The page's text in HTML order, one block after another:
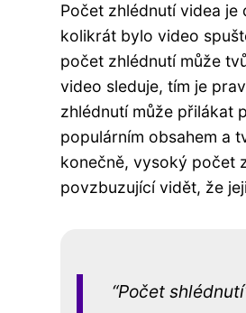
Počet zhlédnutí videa
kolikrát bylo video
počet zhlédnutí může
video sleduje, tím je
zhlédnutí může přilákat
populárním obsahem a
konečně, vysoký počet
povzbuzující vidět, že
Počet